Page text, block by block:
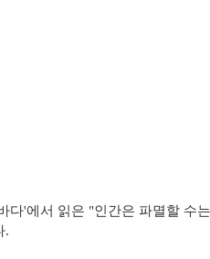
다'에서 읽은 "인간은 파멸할 수
.